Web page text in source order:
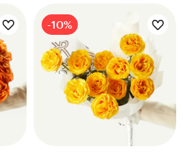
Цветы букета:
-10%